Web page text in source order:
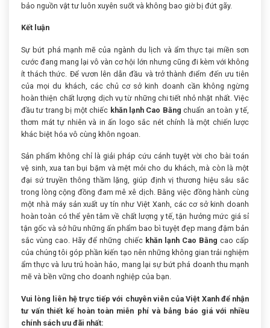
bảo nguồn vật tư luôn xuyên suốt và không bao giờ bị đứt gãy.
Kết luận
Sự bứt phá mạnh mẽ của ngành du lịch và ẩm thực tại miền sơn
cước đang mang lại vô vàn cơ hội lớn nhưng cũng đi kèm với không
ít thách thức. Để vươn lên dẫn đầu và trở thành điểm đến ưu tiên
của mọi du khách, các chủ cơ sở kinh doanh cần không ngừng
hoàn thiện chất lượng dịch vụ từ những chi tiết nhỏ nhặt nhất. Việc
đầu tư trang bị một chiếc khăn lạnh Cao Bằng chuẩn an toàn y tế,
thơm mát tự nhiên và in ấn logo sắc nét chính là một chiến lược
khác biệt hóa vô cùng khôn ngoan.
Sản phẩm không chỉ là giải pháp cứu cánh tuyệt vời cho bài toán
vệ sinh, xua tan bụi bặm và mệt mỏi cho du khách, mà còn là một
đại sứ truyền thông thầm lặng, giúp định vị thương hiệu sâu sắc
trong lòng cộng đồng đam mê xê dịch. Bằng việc đồng hành cùng
một nhà máy sản xuất uy tín như Việt Xanh, các cơ sở kinh doanh
hoàn toàn có thể yên tâm về chất lượng y tế, tận hưởng mức giá sỉ
tận gốc và sở hữu những ấn phẩm bao bì tuyệt đẹp mang đậm bản
sắc vùng cao. Hãy để những chiếc khăn lạnh Cao Bằng cao cấp
của chúng tôi góp phần kiến tạo nên những không gian trải nghiệm
ẩm thực và lưu trú hoàn hảo, mang lại sự bứt phá doanh thu mạnh
mẽ và bền vững cho doanh nghiệp của bạn.
Vui lòng liên hệ trực tiếp với chuyên viên của Việt Xanh để nhận
tư vấn thiết kế hoàn toàn miễn phí và bảng báo giá với nhiều
chính sách ưu đãi nhất: